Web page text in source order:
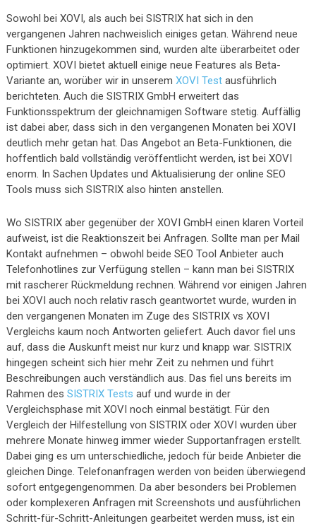
Sowohl bei XOVI, als auch bei SISTRIX hat sich in den
vergangenen Jahren nachweislich einiges getan. Während neue
Funktionen hinzugekommen sind, wurden alte überarbeitet oder
optimiert. XOVI bietet aktuell einige neue Features als Beta-
Variante an, worüber wir in unserem XOVI Testausführlich
berichteten. Auch die SISTRIX GmbH erweitert das
Funktionsspektrum der gleichnamigen Software stetig. Auffällig
ist dabei aber, dass sich in den vergangenen Monaten bei XOVI
deutlich mehr getan hat. Das Angebot an Beta-Funktionen, die
hoffentlich bald vollständig veröffentlicht werden, ist bei XOVI
enorm. In Sachen Updates und Aktualisierung der online SEO
Tools muss sich SISTRIX also hinten anstellen.
Wo SISTRIX aber gegenüber der XOVI GmbH einen klaren Vorteil
aufweist, ist die Reaktionszeit bei Anfragen. Sollte man per Mail
Kontakt aufnehmen – obwohl beide SEO Tool Anbieter auch
Telefonhotlines zur Verfügung stellen – kann man bei SISTRIX
mit rascherer Rückmeldung rechnen. Während vor einigen Jahren
bei XOVI auch noch relativ rasch geantwortet wurde, wurden in
den vergangenen Monaten im Zuge des SISTRIX vs XOVI
Vergleichs kaum noch Antworten geliefert. Auch davor fiel uns
auf, dass die Auskunft meist nur kurz und knapp war. SISTRIX
hingegen scheint sich hier mehr Zeit zu nehmen und führt
Beschreibungen auch verständlich aus. Das fiel uns bereits im
Rahmen des SISTRIX Tests auf und wurde in der
Vergleichsphase mit XOVI noch einmal bestätigt. Für den
Vergleich der Hilfestellung von SISTRIX oder XOVI wurden über
mehrere Monate hinweg immer wieder Supportanfragen erstellt.
Dabei ging es um unterschiedliche, jedoch für beide Anbieter die
gleichen Dinge. Telefonanfragen werden von beiden überwiegend
sofort entgegengenommen. Da aber besonders bei Problemen
oder komplexeren Anfragen mit Screenshots und ausführlichen
Schritt-für-Schritt-Anleitungen gearbeitet werden muss, ist ein